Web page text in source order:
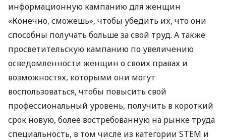
информационную кампанию для женщин
«Конечно, сможешь», чтобы убедить их, что они
способны получать больше за свой труд. А также
просветительскую кампанию по увеличению
осведомленности женщин о своих правах и
возможностях, которыми они могут
воспользоваться, чтобы повысить свой
профессиональный уровень, получить в короткий
срок новую, более востребованную на рынке труда
специальность, в том числе из категории STEM и